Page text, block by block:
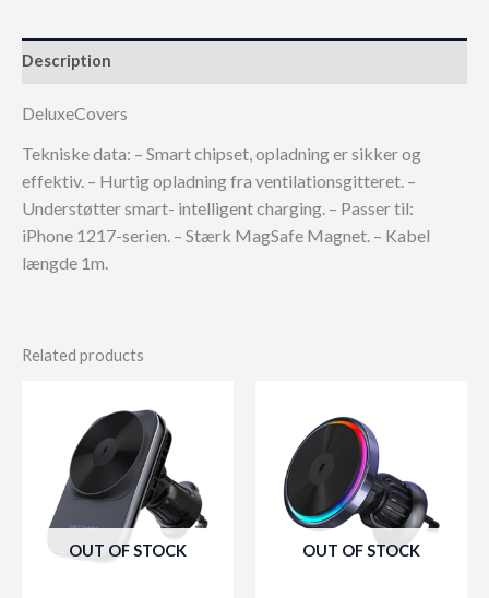
Description
DeluxeCovers
Tekniske data: – Smart chipset, opladning er sikker og
effektiv. – Hurtig opladning fra ventilationsgitteret. –
Understøtter smart- intelligent charging. – Passer til:
iPhone 1217-serien. – Stærk MagSafe Magnet. – Kabel
længde 1m.
Related products
OUT OF STOCK OUT OF STOCK